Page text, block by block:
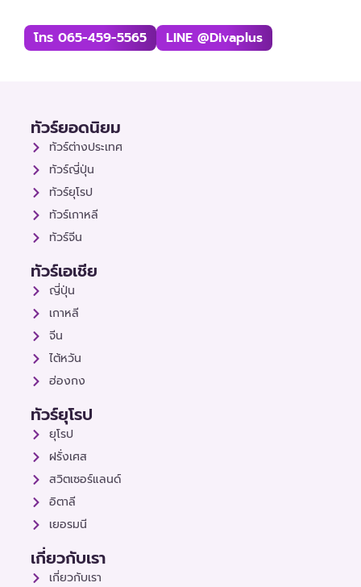
โทร 065-459-5565 LINE @divaplus
ทัวร์ยอดนิยม
ทัวร์ต่างประเทศ
ทัวร์ญี่ปุ่น
ทัวร์ยุโรป
ทัวร์เกาหลี
ทัวร์จีน
ทัวร์เอเชีย
ญี่ปุ่น
เกาหลี
จีน
ไต้หวัน
ฮ่องกง
ทัวร์ยุโรป
ยุโรป
ฝรั่งเศส
สวิตเซอร์แลนด์
อิตาลี
เยอรมนี
เกี่ยวกับเรา
เกี่ยวกับเรา